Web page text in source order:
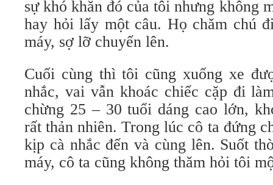
sự khó khăn đó của tôi nhưng không
hay hỏi lấy một câu. Họ chăm chú
máy, sợ lỡ chuyến lên.
Cuối cùng thì tôi cũng xuống xe
nhắc, vai vẫn khoác chiếc cặp đi
chừng 25 – 30 tuổi dáng cao lớn,
rất thản nhiên. Trong lúc cô ta đứng
kịp cà nhắc đến và cùng lên. Suốt
máy, cô ta cũng không thăm hỏi tôi